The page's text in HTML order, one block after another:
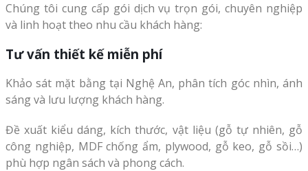
Chúng tôi cung cấp gói dịch vụ trọn gói, chuyên nghiệp
và linh hoạt theo nhu cầu khách hàng:
Tư vấn thiết kế miễn phí
Khảo sát mặt bằng tại Nghệ An, phân tích góc nhìn, ánh
sáng và lưu lượng khách hàng.
Đề xuất kiểu dáng, kích thước, vật liệu (gỗ tự nhiên, gỗ
công nghiệp, MDF chống ẩm, plywood, gỗ keo, gỗ sồi…)
phù hợp ngân sách và phong cách.